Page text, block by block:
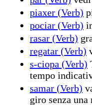
piaxer (Verb)
pociar (Verb)
rasar (Verb)
regatar (Verb)
s-ciopa (Verb)
tempo
samar (Verb)
giro senza una